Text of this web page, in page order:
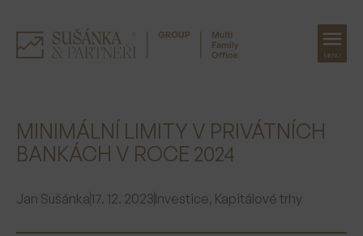
obsah
MENU
MINIMÁLNÍ LIMITY V PRIVÁTNÍCH
BANKÁCH V ROCE 2024
Jan Sušánka17. 12. 2023Investice, Kapitálové trhy